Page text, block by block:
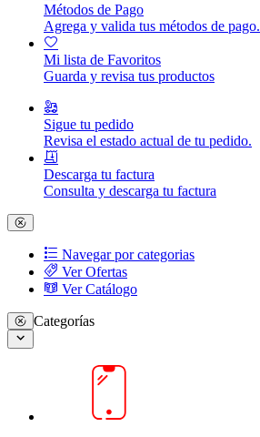
Métodos de Pago
Agrega y valida tus métodos de pago.
Mi lista de Favoritos
Guarda y revisa tus productos
Sigue tu pedido
Revisa el estado actual de tu pedido.
Descarga tu factura
Consulta y descarga tu factura
Navegar por categorias
Ver Ofertas
Ver Catálogo
Categorías